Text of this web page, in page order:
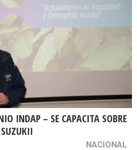
INDAP – SE CAPACITA SOBRE
NACIONAL